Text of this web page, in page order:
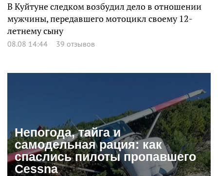
В Куйтуне следком возбудил дело в отношении
мужчины, передавшего мотоцикл своему 12-
летнему сыну
08.08 14:44 39 отзывов
Непогода, тайга и
самодельная рация: как
спаслись пилоты пропавшего
Cessna